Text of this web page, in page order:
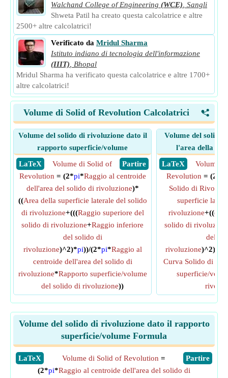
Walchand College of Engineering (WCE) Sangli
Shweta Patil ha creato questa calcolatrice e altre
2500+ altre calcolatrici!
Verificato da Mridul Sharma
Istituto indiano di tecnologia dell'informazione
(IIIT)
Bhopal
Mridul Sharma ha verificato questa calcolatrice e altre 1700+
altre calcolatrici!
<
Volume di Solid of Revolution Calcolatrici
Volume del solido di rivoluzione dato il
rapporto superficie/volume
​ LaTeX
​ Partire
Volume di Solid of
Revolution = (2*pi*Raggio al centroide
dell'area del solido di rivoluzione)*
((Area della superficie laterale del solido
di rivoluzione+(((Raggio superiore del
solido di rivoluzione+Raggio inferiore
del solido di
rivoluzione)^2)*pi))/(2*pi*Raggio al
centroide dell'area del solido di
rivoluzione*Rapporto superficie/volume
del solido di rivoluzione))
Volume del solido
l'area della
​ LaTeX
Volume
Revolution = (2*
Solido di
superficie
rivoluzione+(((
solido di
del
rivoluzione)^2)*
Curva Solido di
superficie/
Volume del solido di rivoluzione dato il rapporto
superficie/volume Formula
​LaTeX ​Partire
Volume di Solid of Revolution =
(2*pi*Raggio al centroide dell'area del solido di